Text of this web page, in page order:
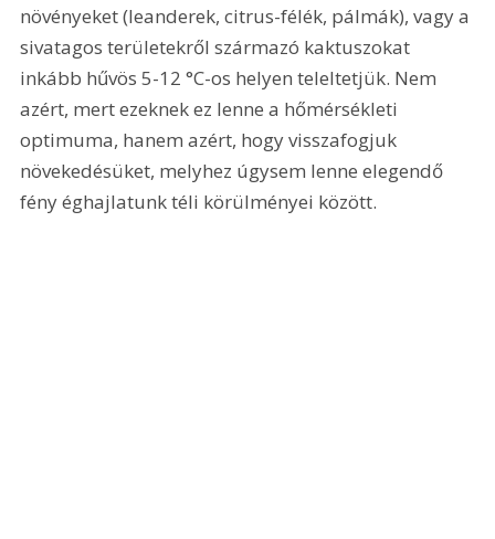
növényeket (leanderek, citrus-félék, pálmák), vagy a
sivatagos területekről származó kaktuszokat
inkább hűvös 5-12 °C-os helyen teleltetjük. Nem
azért, mert ezeknek ez lenne a hőmérsékleti
optimuma, hanem azért, hogy visszafogjuk
növekedésüket, melyhez úgysem lenne elegendő
fény éghajlatunk téli körülményei között.